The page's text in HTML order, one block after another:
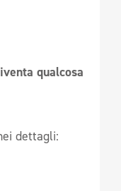
qualcosa
dettagli: